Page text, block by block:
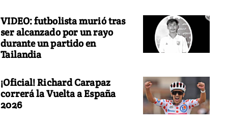
VIDEO: futbolista murió tras
ser alcanzado por un rayo
durante un partido en
Tailandia
¡Oficial! Richard Carapaz
correrá la Vuelta a España
2026